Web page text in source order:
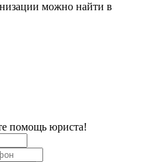
можно найти в
помощь юриста!